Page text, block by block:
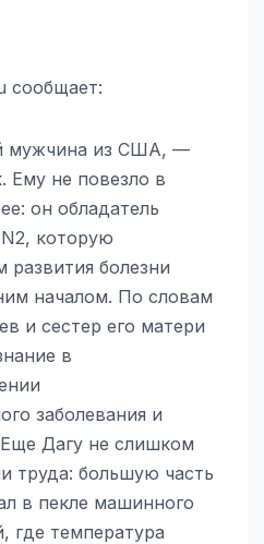
сообщает:
мужчина из США, —
Ему не повезло в
он обладатель
которую
болезни
началом. По словам
и сестер его матери
в
заболевания и
Дагу не слишком
труда: большую часть
в пекле машинного
где температура